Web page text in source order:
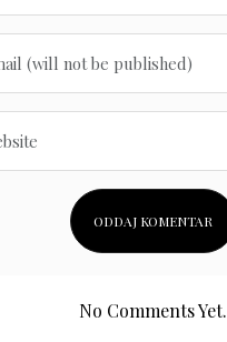
No Comments Yet.